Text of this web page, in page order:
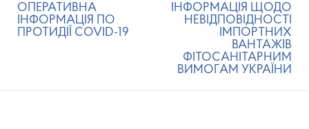
ОПЕРАТИВНА
ІНФОРМАЦІЯ ПО
ПРОТИДІЇ COVID-19
ІНФОРМАЦІЯ ЩОДО
НЕВІДПОВІДНОСТІ
ІМПОРТНИХ
ВАНТАЖІВ
ФІТОСАНІТАРНИМ
ВИМОГАМ УКРАЇНИ